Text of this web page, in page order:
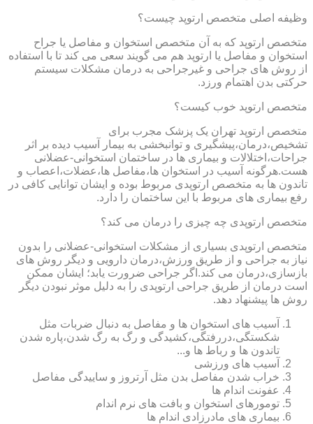
وظیفه اصلی متخصص ارتوپد چیست؟
متخصص ارتوپد که به آن متخصص استخوان و مفاصل یا جراح
استخوان و مفاصل یا ارتوپد هم می گویند سعی می کند تا با استفاده
از روش های جراحی و غیرجراحی به درمان مشکلات سیستم
حرکتی بدن اهتمام ورزد.
متخصص ارتوپد خوب کیست؟
متخصص ارتوپد تهران یک پزشک مجرب برای
تشخیص،درمان،پیشگیری و توانبخشی به بیمار آسیب دیده بر اثر
جراحات،اختلالات و بیماری ها در ساختمان استخوانی-عضلانی
هست.هرگونه آسیب در استخوان ها،مفاصل ها،عضلات،اعصاب و
تاندون ها به متخصص ارتوپدی مربوط بوده و ایشان توانایی کافی در
رفع بیماری های مربوط با این ساختمان را دارد.
متخصص ارتوپدی چه چیزی را درمان می کند؟
متخصص ارتوپدی بسیاری از مشکلات استخوانی-عضلانی را بدون
نیاز به جراحی و از طریق ورزش،درمان دارویی و دیگر روش های
بازسازی،درمان می کند.اگر جراحی ضرورت یابد؛ ایشان ممکن
است درمان از طریق جراحی ارتوپدی را به دلیل موثر نبودن دیگر
روش ها پیشنهاد دهد.
آسیب های استخوان ها و مفاصل به دنبال ضربات مثل
شکستگی،دررفتگی،کشیدگی و رگ به رگ شدن،پاره شدن
تاندون ها و رباط ها و...
آسیب های ورزشی
خراب شدن مفاصل بدن مثل آرتروز و ساییدگی مفاصل
عفونت اندام ها
تومورهای استخوان و بافت های نرم اندام
بیماری های مادرزادی اندام ها